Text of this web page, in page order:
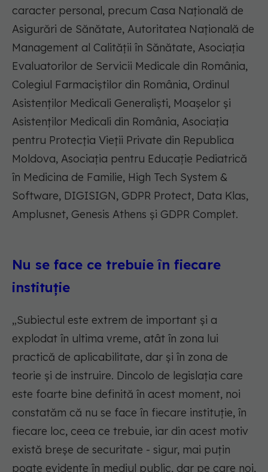
caracter personal, precum Casa Națională de
Asigurări de Sănătate, Autoritatea Națională de
Management al Calității în Sănătate, Asociația
Evaluatorilor de Servicii Medicale din România,
Colegiul Farmaciștilor din România, Ordinul
Asistenților Medicali Generaliști, Moașelor și
Asistenților Medicali din România, Asociația
pentru Protecția Vieții Private din Republica
Moldova, Asociația pentru Educație Pediatrică
în Medicina de Familie, High Tech System &
Software, DIGISIGN, GDPR Protect, Data Klas,
Amplusnet, Genesis Athens și GDPR Complet.
Nu se face ce trebuie în fiecare
instituție
„Subiectul este extrem de important și a
explodat în ultima vreme, atât în zona lui
practică de aplicabilitate, dar și în zona de
teorie și de instruire. Dincolo de legislația care
este foarte bine definită în acest moment, noi
constatăm că nu se face în fiecare instituție, în
fiecare loc, ceea ce trebuie, iar din acest motiv
există breșe de securitate - sigur, mai puțin
poate evidente în mediul public, dar pe care noi,